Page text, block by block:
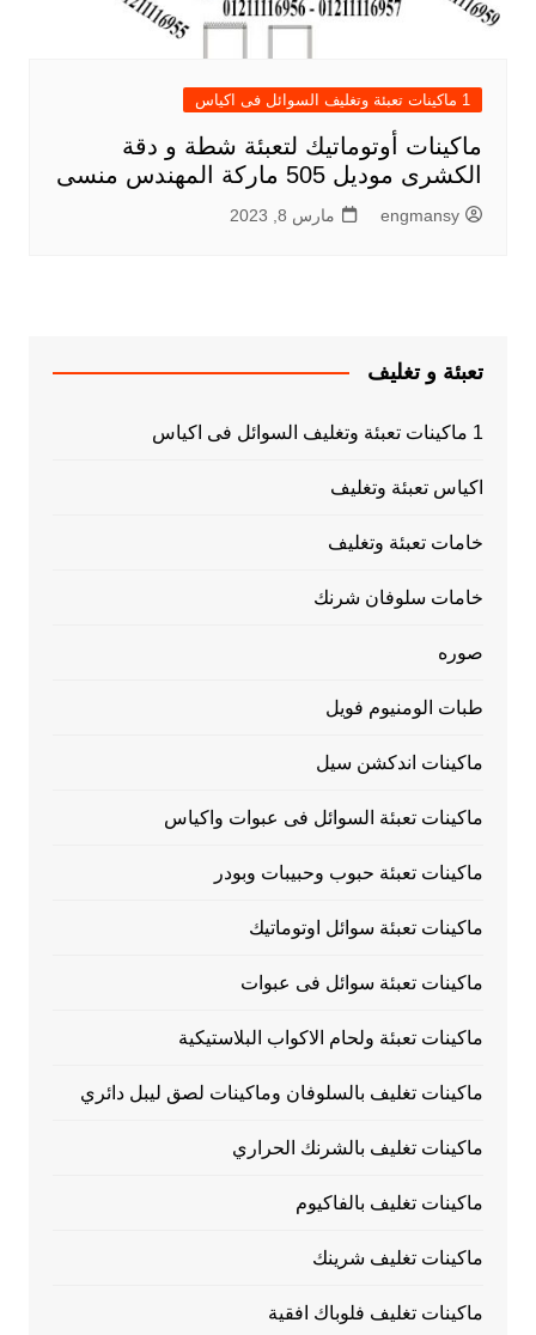
1 ماكينات تعبئة وتغليف السوائل فى اكياس
ماكينات أوتوماتيك لتعبئة شطة و دقة
الكشرى موديل 505 ماركة المهندس منسى
engmansy مارس 8, 2023
تعبئة و تغليف
1 ماكينات تعبئة وتغليف السوائل فى اكياس
اكياس تعبئة وتغليف
خامات تعبئة وتغليف
خامات سلوفان شرنك
صوره
طبات الومنيوم فويل
ماكينات اندكشن سيل
ماكينات تعبئة السوائل فى عبوات واكياس
ماكينات تعبئة حبوب وحبيبات وبودر
ماكينات تعبئة سوائل اوتوماتيك
ماكينات تعبئة سوائل فى عبوات
ماكينات تعبئة ولحام الاكواب البلاستيكية
ماكينات تغليف بالسلوفان وماكينات لصق ليبل دائري
ماكينات تغليف بالشرنك الحراري
ماكينات تغليف بالفاكيوم
ماكينات تغليف شرينك
ماكينات تغليف فلوباك افقية